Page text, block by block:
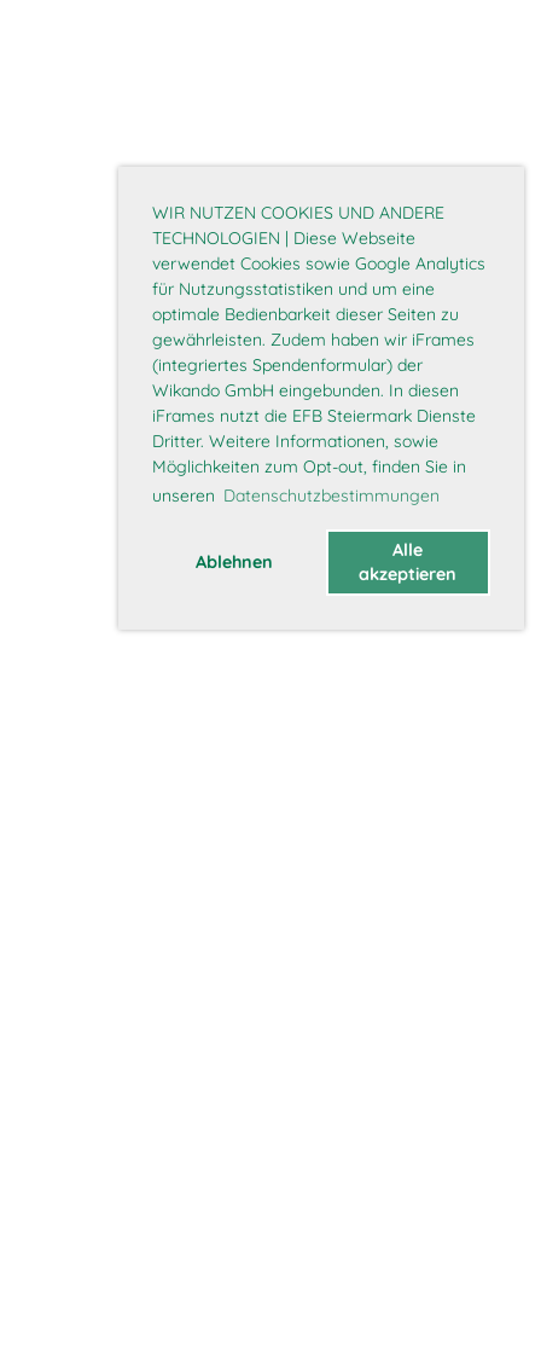
WIR NUTZEN COOKIES UND ANDERE
TECHNOLOGIEN | Diese Webseite
verwendet Cookies sowie Google Analytics
für Nutzungsstatistiken und um eine
optimale Bedienbarkeit dieser Seiten zu
gewährleisten. Zudem haben wir iFrames
(integriertes Spendenformular) der
Wikando GmbH eingebunden. In diesen
iFrames nutzt die EFB Steiermark Dienste
Dritter. Weitere Informationen, sowie
Möglichkeiten zum Opt-out, finden Sie in
unseren Datenschutzbestimmungen
Ablehnen
Alle
akzeptieren